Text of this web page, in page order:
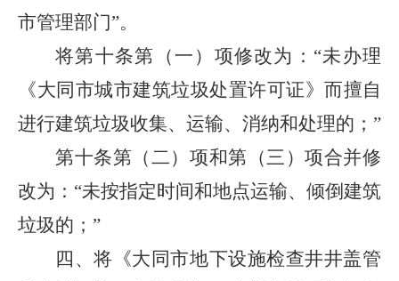
市管理部门”。
将第十条第（一）项修改为：“未办理
《大同市城市建筑垃圾处置许可证》而擅自
进行建筑垃圾收集、运输、消纳和处理的；”
第十条第（二）项和第（三）项合并修
改为：“未按指定时间和地点运输、倾倒建筑
垃圾的；”
四、将《大同市地下设施检查井井盖管